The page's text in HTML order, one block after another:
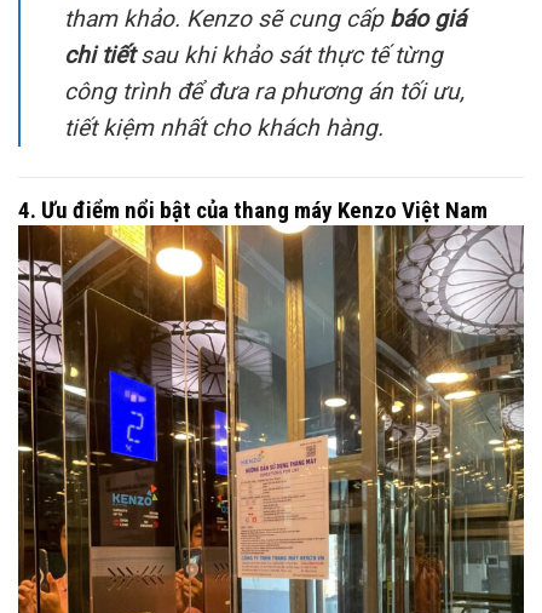
tham khảo. Kenzo sẽ cung cấp báo giá
chi tiếtsau khi khảo sát thực tế từng
công trình để đưa ra phương án tối ưu,
tiết kiệm nhất cho khách hàng.
4. Ưu điểm nổi bật của thang máy Kenzo Việt Nam